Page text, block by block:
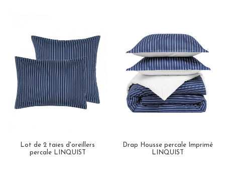
Lot de 2 taies d'oreillers
percale LINQUIST
Drap Housse percale Imprimé
LINQUIST